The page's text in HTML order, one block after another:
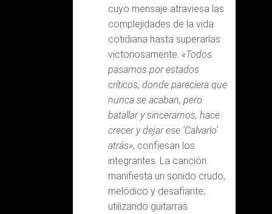
cuyo mensaje atraviesa las
complejidades de la vida
cotidiana hasta superarlas
victoriosamente. «Todos
pasamos por estados
críticos, donde pareciera que
nunca se acaban, pero
batallar y sincerarnos, hace
crecer y dejar ese ‘Calvario’
atrás», confiesan los
integrantes. La canción
manifiesta un sonido crudo,
melódico y desafiante;
utilizando guitarras